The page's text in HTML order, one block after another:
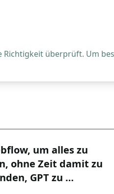
überprüft. Um
um alles zu
ohne Zeit damit zu
GPT zu …